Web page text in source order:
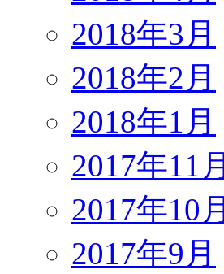
2018年3月
2018年2月
2018年1月
2017年11月
2017年10月
2017年9月